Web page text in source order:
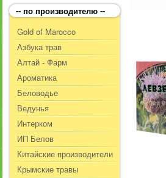
-- по производителю --
Gold of Marocco
Азбука трав
Алтай - Фарм
Ароматика
Беловодье
Ведунья
Интерком
ИП Белов
Китайские производители
Крымские травы